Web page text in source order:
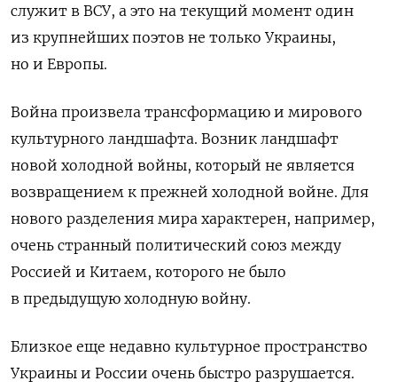
служит в ВСУ, а это на текущий момент один
из крупнейших поэтов не только Украины,
но и Европы.
Война произвела трансформацию и мирового
культурного ландшафта. Возник ландшафт
новой холодной войны, который не является
возвращением к прежней холодной войне. Для
нового разделения мира характерен, например,
очень странный политический союз между
Россией и Китаем, которого не было
в предыдущую холодную войну.
Близкое еще недавно культурное пространство
Украины и России очень быстро разрушается.